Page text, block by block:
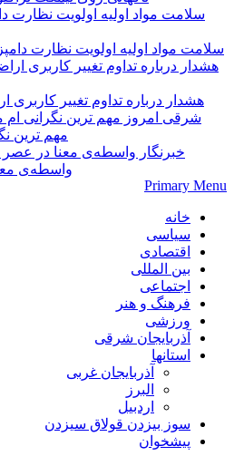
سلامت مواد اولیه اولویت نظارت
هشدار درباره تداوم تغییر
شرقی
مهم‌ ترین
واسطه‌ی
Primary Menu
خانه
سیاسی
اقتصادی
بین المللی
اجتماعی
فرهنگ و هنر
ورزشی
آذربایجان شرقی
استانها
آذربایجان غربی
البرز
اردبیل
سوز بیزدن قولاق سیزدن
پیشخوان